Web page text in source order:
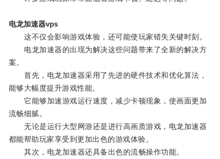
电龙加速器vps
这不仅会影响游戏体验，还可能使玩家错失关键时刻。
电龙加速器的出现为解决这些问题带来了全新的解决方
案。
首先，电龙加速器采用了先进的硬件技术和优化算法，
能够大幅度提升游戏性能。
它能够加速游戏运行速度，减少卡顿现象，使画面更加
流畅细腻。
无论是运行大型网游还是进行高画质游戏，电龙加速器
都能帮助玩家享受到更加出色的游戏体验。
其次，电龙加速器还具备出色的流畅操作功能。